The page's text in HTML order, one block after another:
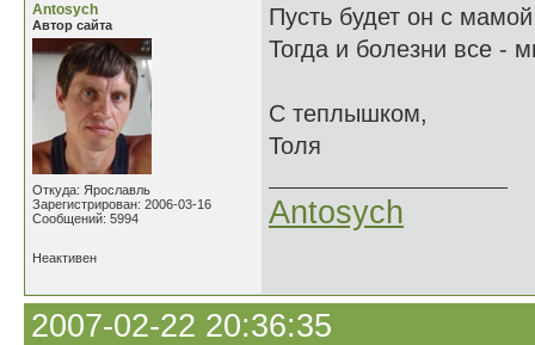
Antosych
Автор сайта
Откуда: Ярославль
Зарегистрирован: 2006-03-16
Сообщений: 5994
Пусть будет он с
Тогда и болезни все -
С теплышком,
Толя
Antosych
Неактивен
2007-02-22 20:36:35